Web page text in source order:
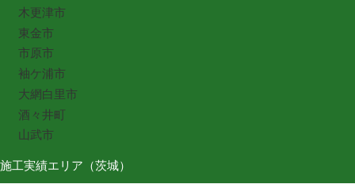
木更津市
東金市
市原市
袖ケ浦市
大網白里市
酒々井町
山武市
施工実績エリア（茨城）